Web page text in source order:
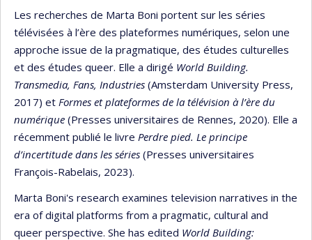
Les recherches de Marta Boni portent sur les séries
télévisées à l’ère des plateformes numériques, selon une
approche issue de la pragmatique, des études culturelles
et des études queer. Elle a dirigé World Building.
Transmedia, Fans, Industries (Amsterdam University Press,
2017) et Formes et plateformes de la télévision à l’ère du
numérique (Presses universitaires de Rennes, 2020). Elle a
récemment publié le livre Perdre pied. Le principe
d’incertitude dans les séries (Presses universitaires
François-Rabelais, 2023).
Marta Boni's research examines television narratives in the
era of digital platforms from a pragmatic, cultural and
queer perspective. She has edited World Building: